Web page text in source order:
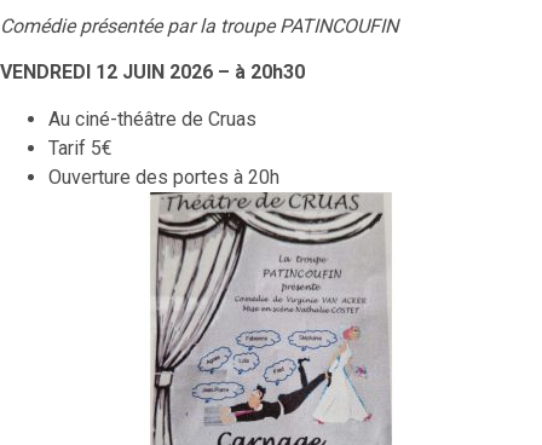
Comédie présentée par la troupe PATINCOUFIN
VENDREDI 12 JUIN 2026 – à 20h30
Au ciné-théâtre de Cruas
Tarif 5€
Ouverture des portes à 20h